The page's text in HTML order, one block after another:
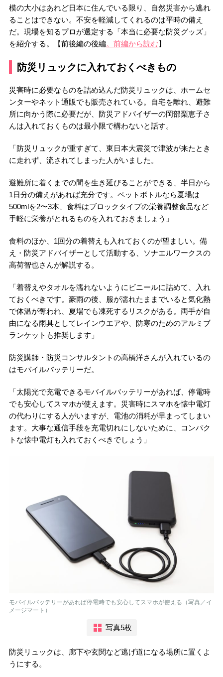
模の大小はあれど日本に住んでいる限り、自然災害から逃れ
ることはできない。不安を軽減してくれるのは平時の備え
だ。現場を知るプロが選定する「本当に必要な防災グッズ」
を紹介する。【前後編の後編。前編から読む】
防災リュックに入れておくべきもの
災害時に必要なものを詰め込んだ防災リュックは、ホームセ
ンターやネット通販でも販売されている。自宅を離れ、避難
所に向かう際に必要だが、防災アドバイザーの岡部梨恵子さ
んは入れておくものは最小限で構わないと話す。
「防災リュックが重すぎて、東日本大震災で津波が来たとき
に走れず、流されてしまった人がいました。
避難所に着くまでの間を生き延びることができる、半日から
1日分の備えがあれば充分です。ペットボトルなら夏場は
500mlを2〜3本、食料はブロックタイプの栄養調整食品など
手軽に栄養がとれるものを入れておきましょう」
食料のほか、1回分の着替えも入れておくのが望ましい。備
え・防災アドバイザーとして活動する、ソナエルワークスの
高荷智也さんが解説する。
「着替えやタオルを濡れないようにビニールに詰めて、入れ
ておくべきです。豪雨の後、服が濡れたままでいると気化熱
で体温が奪われ、夏場でも凍死するリスクがある。両手が自
由になる雨具としてレインウエアや、防寒のためのアルミブ
ランケットも推奨します」
防災講師・防災コンサルタントの高橋洋さんが入れているの
はモバイルバッテリーだ。
「太陽光で充電できるモバイルバッテリーがあれば、停電時
でも安心してスマホが使えます。災害時にスマホを懐中電灯
の代わりにする人がいますが、電池の消耗が早まってしまい
ます。大事な通信手段を充電切れにしないために、コンパク
トな懐中電灯も入れておくべきでしょう」
モバイルバッテリーがあれば停電時でも安心してスマホが使える（写真／イ
メージマート）
写真5枚
防災リュックは、廊下や玄関など逃げ道になる場所に置くよ
うにする。